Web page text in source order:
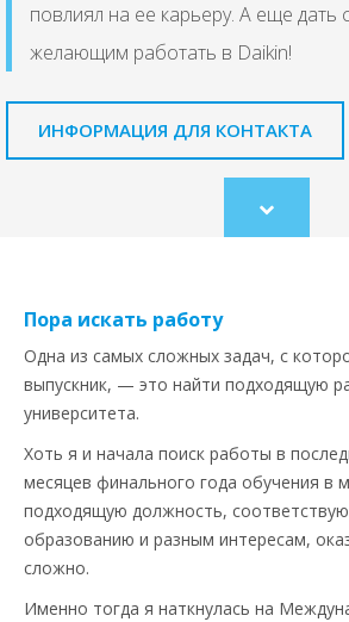
повлиял на ее карьеру. А еще дать
желающим работать в Daikin!
ИНФОРМАЦИЯ ДЛЯ КОНТАКТА
Scroll
to
Пора искать работу
Одна из самых сложных задач, с
выпускник, — это найти подходящую
университета.
Хоть я и начала поиск работы в
месяцев финального года обучения в
подходящую должность,
образованию и разным интересам,
сложно.
Именно тогда я наткнулась на